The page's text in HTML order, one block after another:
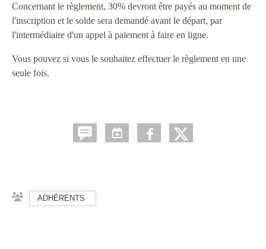
Concernant le règlement, 30% devront être payés au moment de
l'inscription et le solde sera demandé avant le départ, par
l'intermédiaire d'un appel à paiement à faire en ligne.
Vous pouvez si vous le souhaitez effectuer le règlement en une
seule fois.
ADHÉRENTS